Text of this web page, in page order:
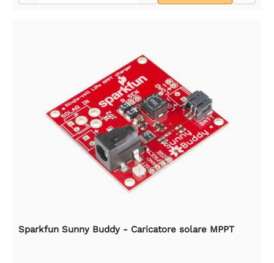
Sparkfun Sunny Buddy - Caricatore solare MPPT